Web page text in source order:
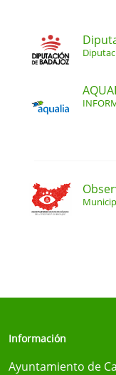
Información
Ayuntamiento de